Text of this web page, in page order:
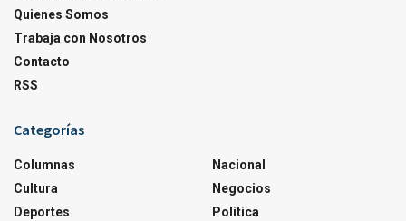
Quienes Somos
Trabaja con Nosotros
Contacto
RSS
Categorías
Columnas
Cultura
Deportes
Nacional
Negocios
Política